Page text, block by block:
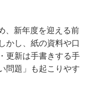
、新年度を迎える前
かし、紙の資料や口
更新は手書きする手
問題」も起こりやす